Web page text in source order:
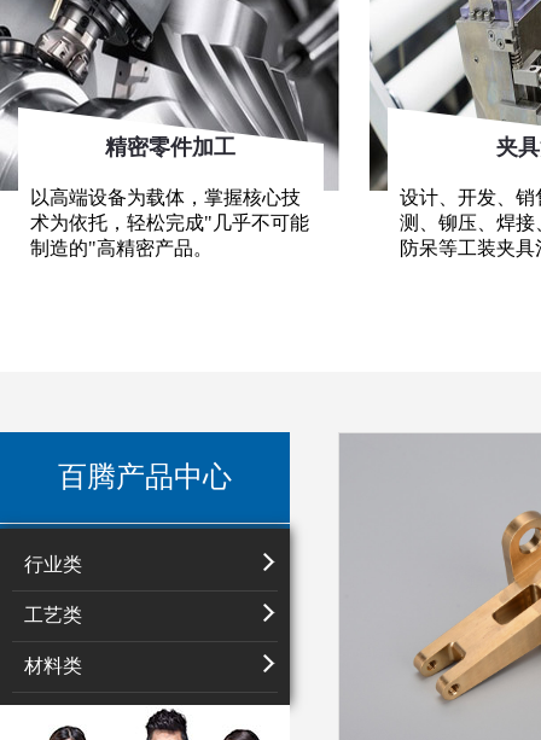
精密零件加工
以高端设备为载体，掌握核心技
术为依托，轻松完成"几乎不可能
制造的"高精密产品。
夹
设计、开发、
测、铆压、焊
防呆等工装夹具
百腾产品中心
行业类
工艺类
材料类